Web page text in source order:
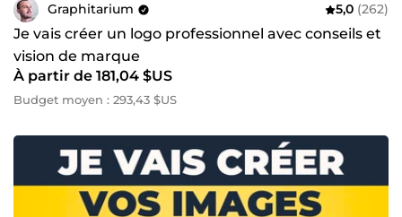
Graphitarium 5,0 (262)
Je vais créer un logo professionnel avec conseils et
vision de marque
À partir de 181,04 $US
Budget moyen : 293,43 $US